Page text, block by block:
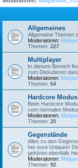
Allgemeines
Allgemeine Themen
Moderatoren:
Themen: 227
Multiplayer
In diesem Bereich
zum Diskutieren
Moderatoren:
Themen: 54
Hardcore Modus
Beim Hardcore
vom normalen
Moderatoren:
Themen: 20
Gegenstände
Alles zu den
her eure Uniques!
gehören ebenfalls
Moderatoren:
Themen: 92